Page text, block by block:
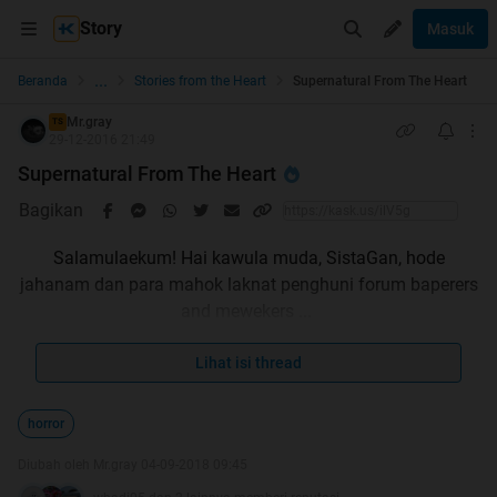
Story Masuk
Beranda ... Stories from the Heart Supernatural From The Heart
TS
Mr.gray
Supernatural From The Heart
Bagikan
Salamulaekum! Hai kawula muda, SistaGan, hode
jahanam dan para mahok laknat penghuni forum baperers
Sebelom kita mulai, kenalin dulu, nama ane, En. Ane
nongkrong di subforum Story From The H ...... adeh
pade nyadar kaga sih, kalo baca cerita di SFTH pasti ada
Lihat isi thread
horror